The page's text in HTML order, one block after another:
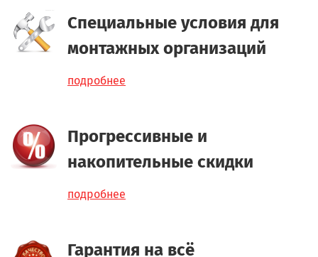
Специальные условия для
монтажных организаций
подробнее
Прогрессивные и
накопительные скидки
подробнее
Гарантия на всё